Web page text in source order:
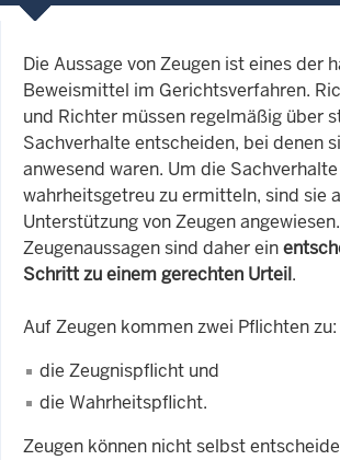
Die Aussage von Zeugen ist eines der
Beweismittel im Gerichtsverfahren.
und Richter müssen regelmäßig über
Sachverhalte entscheiden, bei denen
anwesend waren. Um die
wahrheitsgetreu zu ermitteln, sind sie
Unterstützung von Zeugen angewiesen.
Zeugenaussagen sind daher ein
Schritt zu einem gerechten Urteil.
Auf Zeugen kommen zwei Pflichten zu:
die Zeugnispflicht und
die Wahrheitspflicht.
Zeugen können nicht selbst